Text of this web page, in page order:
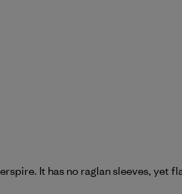
It has no raglan sleeves, yet